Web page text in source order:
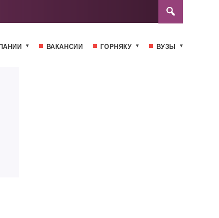
ВАКАНСИИ ГОРНЯКУ ВУЗЫ